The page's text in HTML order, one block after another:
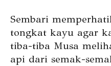
Sembari
tongkat kayu agar
tiba-tiba Musa
api dari semak-